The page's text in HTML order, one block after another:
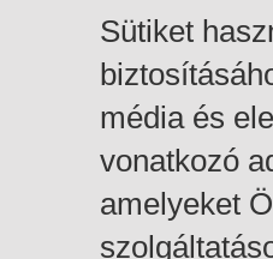
Sütiket
média és
vonatkozó
amelyeket